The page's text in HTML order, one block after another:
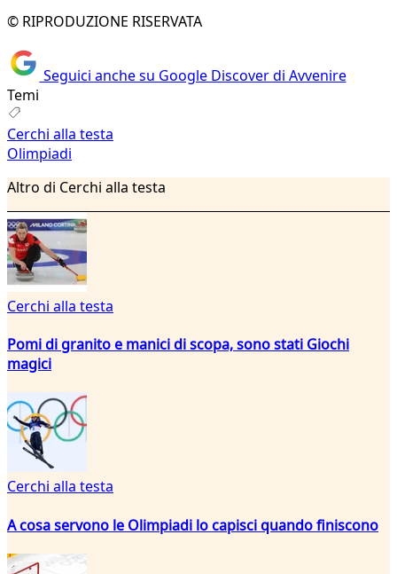
© RIPRODUZIONE RISERVATA
Seguici anche su Google Discover di Avvenire
Temi
Cerchi alla testa
Olimpiadi
Altro di Cerchi alla testa
Cerchi alla testa
Pomi di granito e manici di scopa, sono stati Giochi
magici
Cerchi alla testa
A cosa servono le Olimpiadi lo capisci quando finiscono